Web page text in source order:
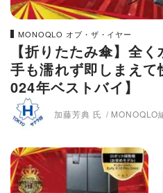
MONOQLO オブ・ザ・イヤー
【折りたたみ傘】全
手も濡れず即しまえ
024年ベストバイ】
加藤芳典 氏 MONOQLO